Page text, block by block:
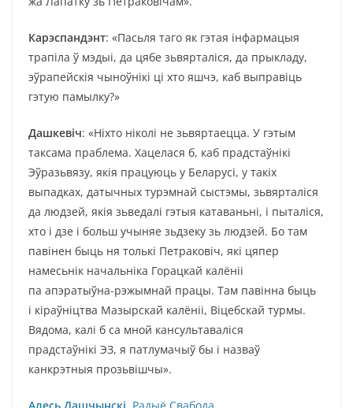
Карэспандэнт: «Пасьля таго як гэтая інфармацыя
трапіла ў мэдыі, да цябе зьвярталіся, да прыкладу,
эўрапейскія чыноўнікі ці хто яшчэ, каб выправіць
гэтую памылку?»
Дашкевіч: «Ніхто ніколі не зьвяртаецца. У гэтым
таксама праблема. Хацелася б, каб прадстаўнікі
Эўразьвязу, якія працуюць у Беларусі, у такіх
выпадках, датычных турэмнай сыстэмы, зьвярталіся
да людзей, якія зьведалі гэтыя катаваньні, і пыталіся,
хто і дзе і больш учыняе зьдзеку зь людзей. Бо там
павінен быць ня толькі Петраковіч, які цяпер
намесьнік начальніка Горацкай калёніі
па апэратыўна-рэжымнай працы. Там павінна быць
і кіраўніцтва Мазырскай калёніі, Віцебскай турмы.
Вядома, калі б са мной кансультаваліся
прадстаўнікі ЭЗ, я патлумачыў бы і назваў
канкрэтныя прозьвішчы».